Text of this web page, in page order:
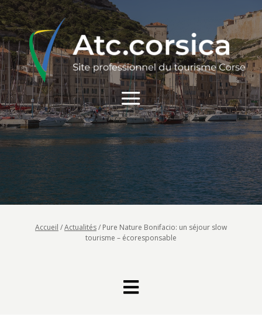
Accueil /Actualités/ Pure Nature Bonifacio: un séjour slow
tourisme – écoresponsable
